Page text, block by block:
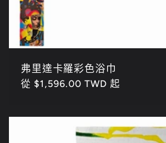
弗里達卡羅彩色浴巾
定
從 $1,596.00 TWD 起